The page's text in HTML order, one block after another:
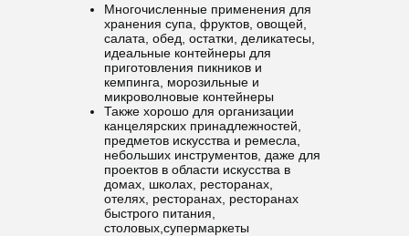
Многочисленные применения для
хранения супа, фруктов, овощей,
салата, обед, остатки, деликатесы,
идеальные контейнеры для
приготовления пикников и
кемпинга, морозильные и
микроволновые контейнеры
Также хорошо для организации
канцелярских принадлежностей,
предметов искусства и ремесла,
небольших инструментов, даже для
проектов в области искусства в
домах, школах, ресторанах,
отелях, ресторанах, ресторанах
быстрого питания,
столовых,супермаркеты